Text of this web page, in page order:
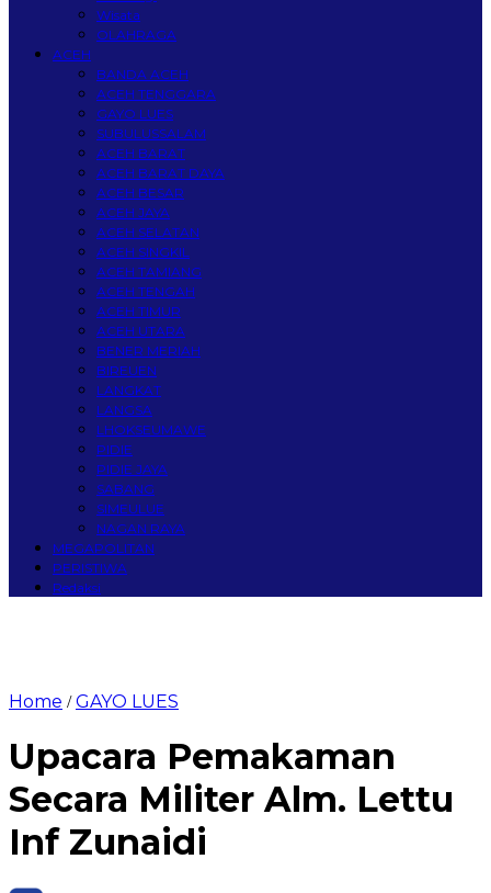
Wisata
OLAHRAGA
ACEH
BANDA ACEH
ACEH TENGGARA
GAYO LUES
SUBULUSSALAM
ACEH BARAT
ACEH BARAT DAYA
ACEH BESAR
ACEH JAYA
ACEH SELATAN
ACEH SINGKIL
ACEH TAMIANG
ACEH TENGAH
ACEH TIMUR
ACEH UTARA
BENER MERIAH
BIREUEN
LANGKAT
LANGSA
LHOKSEUMAWE
PIDIE
PIDIE JAYA
SABANG
SIMEULUE
NAGAN RAYA
MEGAPOLITAN
PERISTIWA
Redaksi
Home /GAYO LUES
Upacara Pemakaman
Secara Militer Alm. Lettu
Inf Zunaidi